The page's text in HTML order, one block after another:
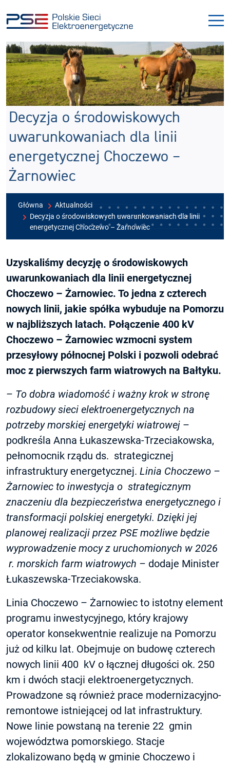
do
menu
do
treści
Decyzja o środowiskowych
uwarunkowaniach dla linii
energetycznej Choczewo –
Żarnowiec
Główna
Aktualności
Decyzja o środowiskowych uwarunkowaniach dla linii
energetycznej Choczewo – Żarnowiec
Uzyskaliśmy decyzję o środowiskowych
uwarunkowaniach dla linii energetycznej
Choczewo – Żarnowiec. To jedna z czterech
nowych linii, jakie spółka wybuduje na Pomorzu
w najbliższych latach. Połączenie 400 kV
Choczewo – Żarnowiec wzmocni system
przesyłowy północnej Polski i pozwoli odebrać
moc z pierwszych farm wiatrowych na Bałtyku.
– To dobra wiadomość i ważny krok w stronę
rozbudowy sieci elektroenergetycznych na
potrzeby morskiej energetyki wiatrowej –
podkreśla Anna Łukaszewska-Trzeciakowska,
pełnomocnik rządu ds. strategicznej
infrastruktury energetycznej. Linia Choczewo –
Żarnowiec to inwestycja o strategicznym
znaczeniu dla bezpieczeństwa energetycznego i
transformacji polskiej energetyki. Dzięki jej
planowej realizacji przez PSE możliwe będzie
wyprowadzenie mocy z uruchomionych w 2026
r. morskich farm wiatrowych – dodaje Minister
Łukaszewska-Trzeciakowska.
Linia Choczewo – Żarnowiec to istotny element
programu inwestycyjnego, który krajowy
operator konsekwentnie realizuje na Pomorzu
już od kilku lat. Obejmuje on budowę czterech
nowych linii 400 kV o łącznej długości ok. 250
km i dwóch stacji elektroenergetycznych.
Prowadzone są również prace modernizacyjno-
remontowe istniejącej od lat infrastruktury.
Nowe linie powstaną na terenie 22 gmin
województwa pomorskiego. Stacje
zlokalizowano będą w gminie Choczewo i